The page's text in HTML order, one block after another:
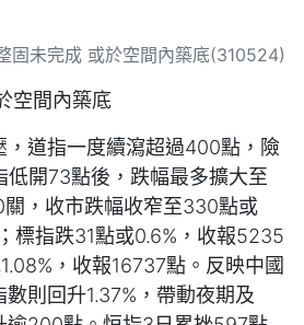
固未完成 或於空間內築底(310524)
空間內築底
，道指一度續瀉超過400點，險
開73點後，跌幅最多擴大至
，收市跌幅收窄至330點或
標指跌31點或0.6%，收報5235
，收報16737點。反映中國
則回升1.37%，帶動夜期及